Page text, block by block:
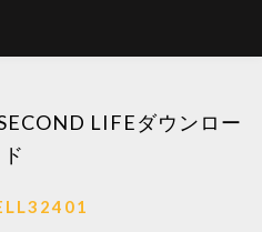
LIFEダウンロー
ド